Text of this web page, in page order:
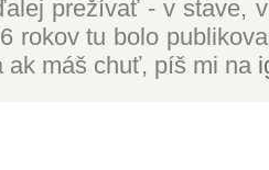
prežívať - v stave,
rokov tu bolo
ak máš chuť, píš mi na